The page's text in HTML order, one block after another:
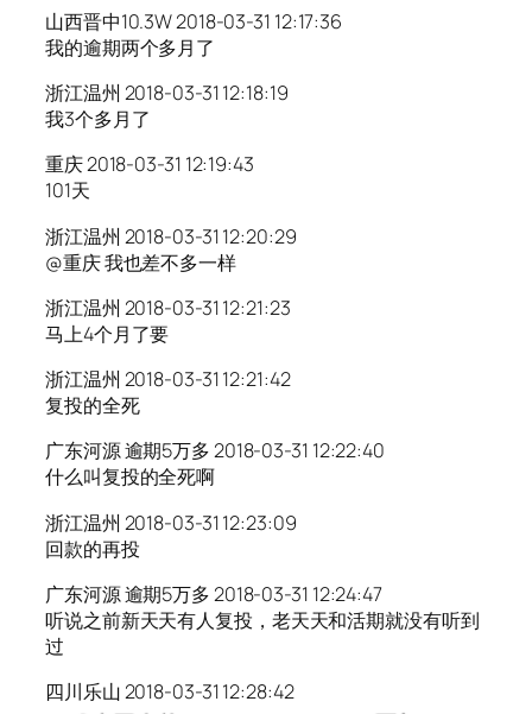
山西晋中10.3W 2018-03-31 12:17:36
我的逾期两个多月了
浙江温州 2018-03-31 12:18:19
我3个多月了
重庆 2018-03-31 12:19:43
101天
浙江温州 2018-03-31 12:20:29
@重庆 我也差不多一样
浙江温州 2018-03-31 12:21:23
马上4个月了要
浙江温州 2018-03-31 12:21:42
复投的全死
广东河源 逾期5万多 2018-03-31 12:22:40
什么叫复投的全死啊
浙江温州 2018-03-31 12:23:09
回款的再投
广东河源 逾期5万多 2018-03-31 12:24:47
听说之前新天天有人复投，老天天和活期就没有听到
过
四川乐山 2018-03-31 12:28:42